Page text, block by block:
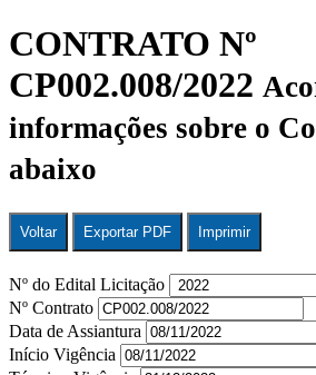
CONTRATO Nº
CP002.008/2022
informações sobre o
abaixo
Voltar Exportar PDF Imprimir
Nº do Edital Licitação
Nº Contrato
Data de Assiantura
Início Vigência